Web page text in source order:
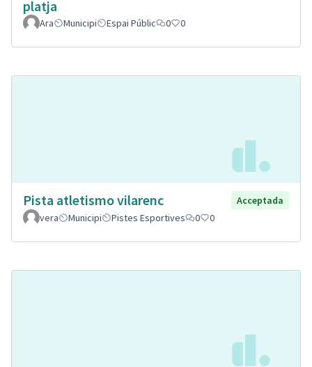
platja
Ara Municipi Espai Públic 0 0
Pista atletismo vilarenc
Acceptada
vera
Municipi Pistes Esportives 0 0